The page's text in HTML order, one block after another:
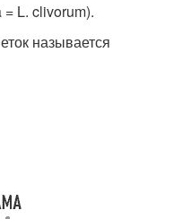
= L. clivorum).